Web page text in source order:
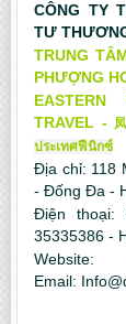
CÔNG TY
TƯ
TRUNG
PHƯỢNG
EASTERN
TRAVEL -
ประเทศฟีนิกซ์
Địa chỉ: 118
- Đống Đa -
Điện thoại:
35335386 -
Website:
Email: